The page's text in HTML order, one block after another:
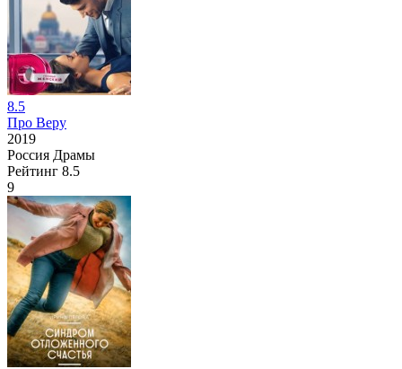
8.5
Про Веру
2019
Россия Драмы
Рейтинг 8.5
9